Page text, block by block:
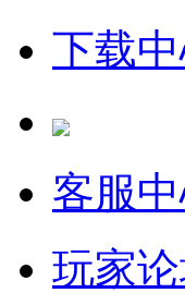
下载
客服
玩家